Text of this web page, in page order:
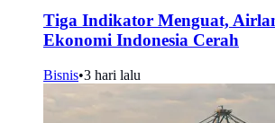
Tiga Indikator Menguat,
Ekonomi Indonesia Cerah
Bisnis•3 hari lalu